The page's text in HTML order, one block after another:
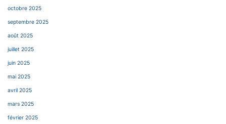
octobre 2025
septembre 2025
août 2025
juillet 2025
juin 2025
mai 2025
avril 2025
mars 2025
février 2025